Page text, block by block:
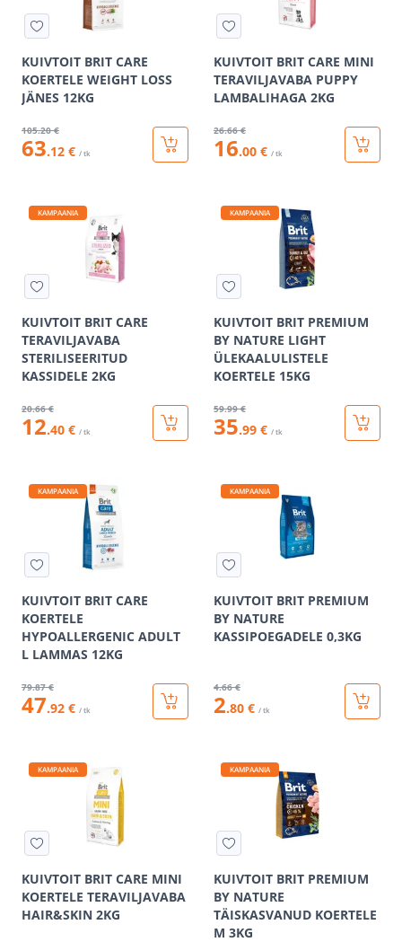
KUIVTOIT BRIT CARE
KOERTELE WEIGHT LOSS
JÄNES 12KG
105.20 €
63.12 € / tk
KUIVTOIT BRIT CARE MINI
TERAVILJAVABA PUPPY
LAMBALIHAGA 2KG
26.66 €
16.00 € / tk
KAMPAANIA
KUIVTOIT BRIT CARE
TERAVILJAVABA
STERILISEERITUD
KASSIDELE 2KG
20.66 €
12.40 € / tk
KAMPAANIA
KUIVTOIT BRIT PREMIUM
BY NATURE LIGHT
ÜLEKAALULISTELE
KOERTELE 15KG
59.99 €
35.99 € / tk
KAMPAANIA
KUIVTOIT BRIT CARE
KOERTELE
HYPOALLERGENIC ADULT
L LAMMAS 12KG
79.87 €
47.92 € / tk
KAMPAANIA
KUIVTOIT BRIT PREMIUM
BY NATURE
KASSIPOEGADELE 0,3KG
4.66 €
2.80 € / tk
KAMPAANIA
KUIVTOIT BRIT CARE MINI
KOERTELE TERAVILJAVABA
HAIR&SKIN 2KG
KAMPAANIA
KUIVTOIT BRIT PREMIUM
BY NATURE
TÄISKASVANUD KOERTELE
M 3KG